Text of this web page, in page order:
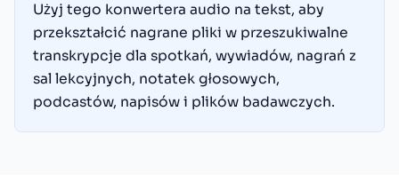
Użyj tego konwertera audio na tekst, aby
przekształcić nagrane pliki w przeszukiwalne
transkrypcje dla spotkań, wywiadów, nagrań z
sal lekcyjnych, notatek głosowych,
podcastów, napisów i plików badawczych.